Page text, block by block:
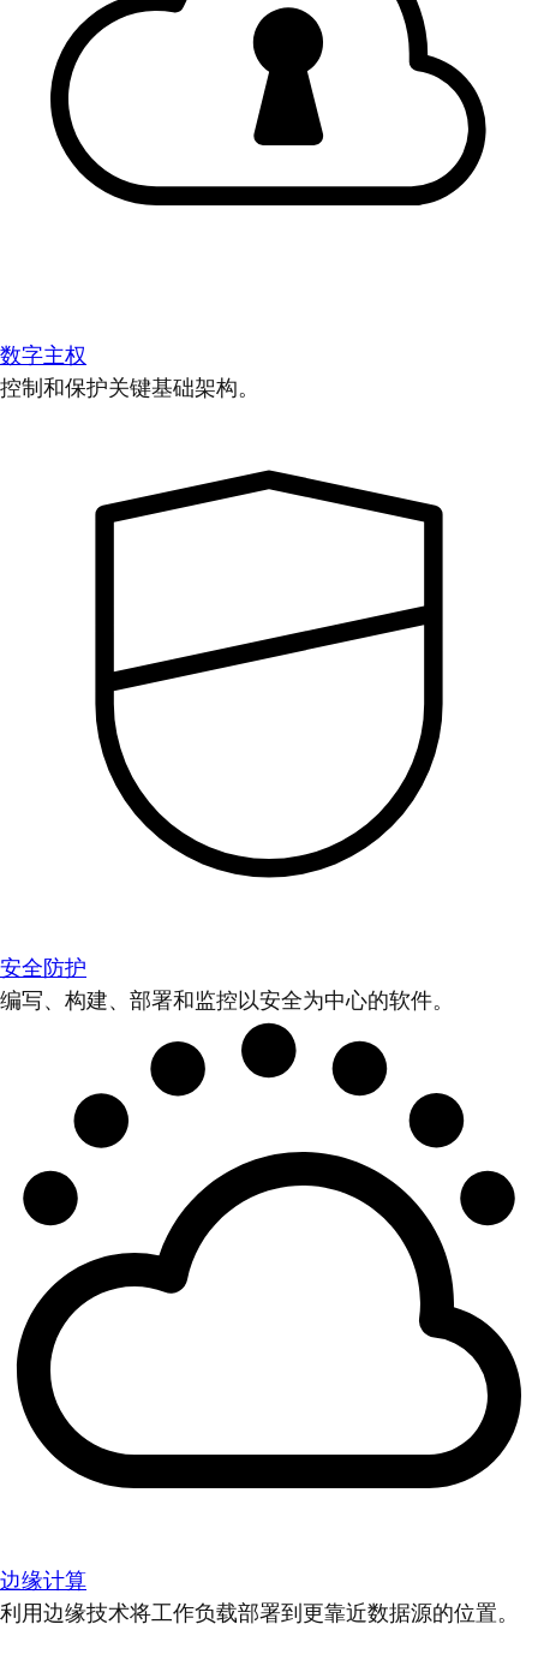
数字主权
控制和保护关键基础架构。
安全防护
编写、构建、部署和监控以安全为中心的软件。
边缘计算
利用边缘技术将工作负载部署到更靠近数据源的位置。